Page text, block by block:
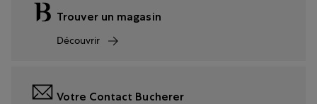
Trouver un magasin
Découvrir
Votre Contact Bucherer